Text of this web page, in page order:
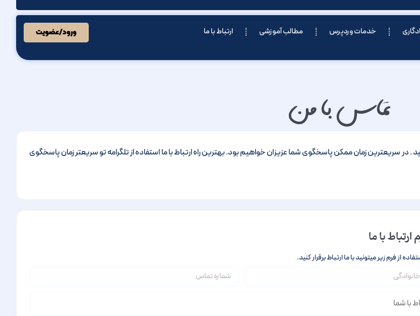
خدمات وردپرس مطالب آموزشی ارتباط با ما ورود/عضویت
تماس با من
. در سریعترین زمان ممکن پاسخگوی شما عزیزان خواهیم بود. بهترین راه ارتباط با ما استفاده از تلگرامه تو سریعتر زمان پاسخگوی
ارتباط با ما
از فرم زیر میتونید با ما ارتباط برقرار کنید.